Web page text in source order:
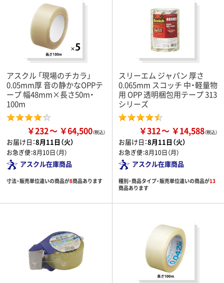
アスクル 「現場のチカラ」
0.05mm厚 音の静かなOPPテ
ープ 幅48mm×長さ50m・
100m
￥232 ￥64,500
お届け日：8月11日（火）
お急ぎ便：8月10日（月）
アスクル在庫商品
寸法・販売単位違いの商品が8商品あります
スリーエム ジャパン 厚さ
0.065mm スコッチ 中・軽量物
用 OPP 透明梱包用テープ 313
シリーズ
￥312 ￥14,588
お届け日：8月11日（火）
お急ぎ便：8月10日（月）
アスクル在庫商品
種別・商品タイプ・販売単位違いの商品が13
商品あります